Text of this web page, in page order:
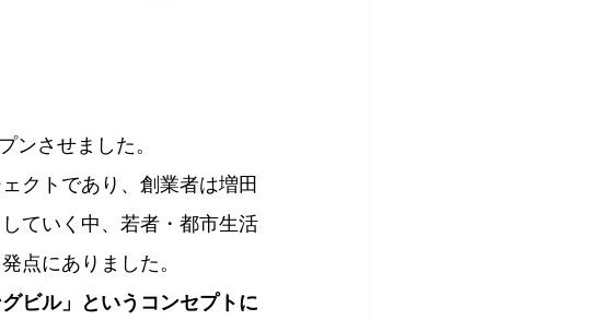
ンさせました。
クトであり、創業者は増田
ていく中、若者・都市生活
点にありました。
ビル」というコンセプトに